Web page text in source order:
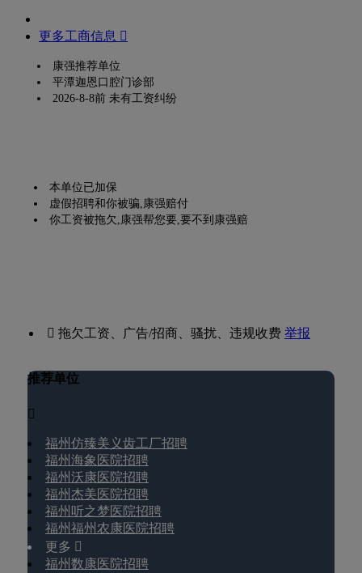
更多工商信息 
康强推荐单位
平潭迦恩口腔门诊部
2026-8-8前 未有工资纠纷
本单位已加保
虚假招聘和你被骗,康强赔付
你工资被拖欠,康强帮您要,要不到康强赔
 拖欠工资、广告/招商、骚扰、违规收费举报
推荐单位

福州仿臻美义齿工厂招聘
福州海象医院招聘
福州沃康医院招聘
福州杰美医院招聘
福州听之梦医院招聘
福州福州农康医院招聘
更多 
福州数康医院招聘